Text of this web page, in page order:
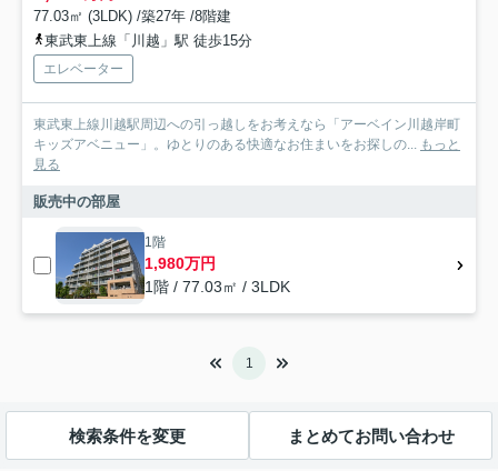
77.03㎡ (3LDK) /築27年 /8階建
東武東上線「川越」駅 徒歩15分
エレベーター
東武東上線川越駅周辺への引っ越しをお考えなら「アーベイン川越岸町
キッズアベニュー」。ゆとりのある快適なお住まいをお探しの... もっと
見る
販売中の部屋
1階
1,980万円
1階 / 77.03㎡ / 3LDK
1
検索条件を変更 まとめてお問い合わせ